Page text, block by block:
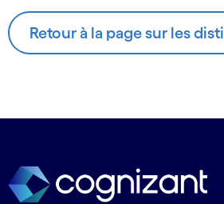
Retour à la page sur les